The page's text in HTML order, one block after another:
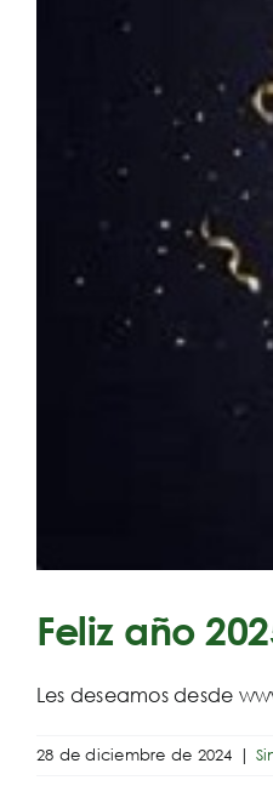
Feliz año
Les deseamos desde
28 de diciembre de 2024 |